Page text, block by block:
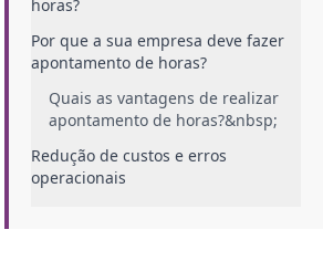
horas?
Por que a sua empresa deve fazer
apontamento de horas?
Quais as vantagens de realizar
apontamento de horas?&nbsp;
Redução de custos e erros
operacionais